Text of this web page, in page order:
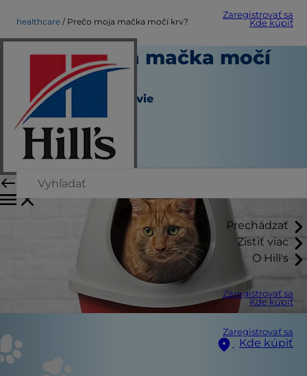
Zaregistrovať sa
Kde kúpiť
Prechádzať
Zistiť viac
O Hill's
Zaregistrovať sa
Kde kúpiť
Zaregistrovať sa
Kde kúpiť
healthcare Prečo moja mačka močí krv?
Prečo moja mačka močí
krv?
Starostlivosť o zdravie
Dr. Laci Schaible
|
Október 01, 2024